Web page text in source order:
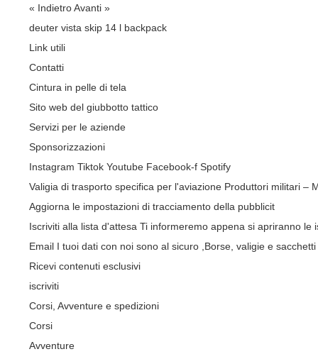
« IndietroAvanti »
deuter vista skip 14 l backpack
Link utili
Contatti
Cintura in pelle di tela
Sito web del giubbotto tattico
Servizi per le aziende
Sponsorizzazioni
Instagram Tiktok Youtube Facebook-f Spotify
Valigia di trasporto specifica per l'aviazione Produttori militari –
Aggiorna le impostazioni di tracciamento della pubblicit
Iscriviti alla lista d'attesa Ti informeremo appena si apriranno le
Email I tuoi dati con noi sono al sicuro ,Borse, valigie e
Ricevi contenuti esclusivi
iscriviti
Corsi, Avventure e spedizioni
Corsi
Avventure